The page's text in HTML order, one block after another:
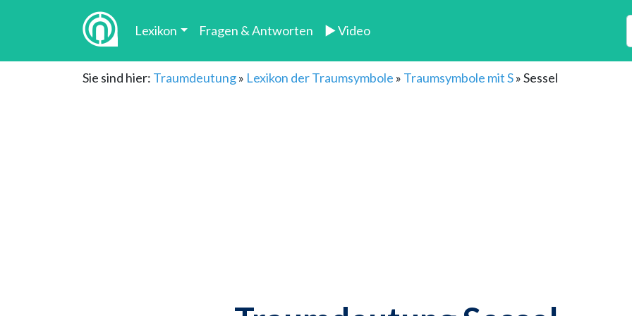
Lexikon Fragen & Antworten ► Video
Sie sind hier: Traumdeutung» Lexikon der Traumsymbole » Traumsymbole mit S»Sessel